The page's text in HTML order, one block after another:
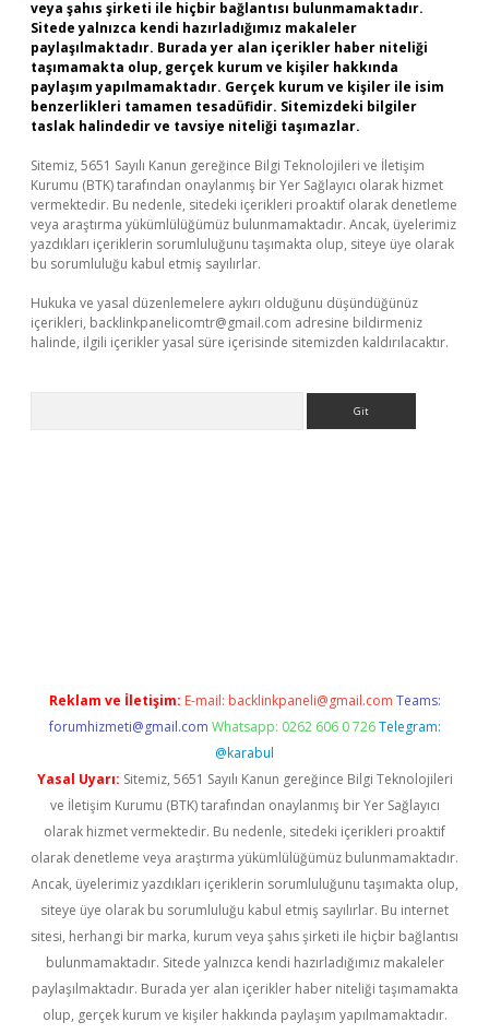
veya şahıs şirketi ile hiçbir bağlantısı bulunmamaktadır.
Sitede yalnızca kendi hazırladığımız makaleler
paylaşılmaktadır. Burada yer alan içerikler haber niteliği
taşımamakta olup, gerçek kurum ve kişiler hakkında
paylaşım yapılmamaktadır. Gerçek kurum ve kişiler ile isim
benzerlikleri tamamen tesadüfidir. Sitemizdeki bilgiler
taslak halindedir ve tavsiye niteliği taşımazlar.
Sitemiz, 5651 Sayılı Kanun gereğince Bilgi Teknolojileri ve İletişim
Kurumu (BTK) tarafından onaylanmış bir Yer Sağlayıcı olarak hizmet
vermektedir. Bu nedenle, sitedeki içerikleri proaktif olarak denetleme
veya araştırma yükümlülüğümüz bulunmamaktadır. Ancak, üyelerimiz
yazdıkları içeriklerin sorumluluğunu taşımakta olup, siteye üye olarak
bu sorumluluğu kabul etmiş sayılırlar.
Hukuka ve yasal düzenlemelere aykırı olduğunu düşündüğünüz
içerikleri, backlinkpanelicomtr@gmail.com adresine bildirmeniz
halinde, ilgili içerikler yasal süre içerisinde sitemizden kaldırılacaktır.
Reklam ve İletişim: E-mail: backlinkpaneli@gmail.com Teams:
forumhizmeti@gmail.com Whatsapp: 0262 606 0 726 Telegram:
@karabul
Yasal Uyarı: Sitemiz, 5651 Sayılı Kanun gereğince Bilgi Teknolojileri
ve İletişim Kurumu (BTK) tarafından onaylanmış bir Yer Sağlayıcı
olarak hizmet vermektedir. Bu nedenle, sitedeki içerikleri proaktif
olarak denetleme veya araştırma yükümlülüğümüz bulunmamaktadır.
Ancak, üyelerimiz yazdıkları içeriklerin sorumluluğunu taşımakta olup,
siteye üye olarak bu sorumluluğu kabul etmiş sayılırlar. Bu internet
sitesi, herhangi bir marka, kurum veya şahıs şirketi ile hiçbir bağlantısı
bulunmamaktadır. Sitede yalnızca kendi hazırladığımız makaleler
paylaşılmaktadır. Burada yer alan içerikler haber niteliği taşımamakta
olup, gerçek kurum ve kişiler hakkında paylaşım yapılmamaktadır.